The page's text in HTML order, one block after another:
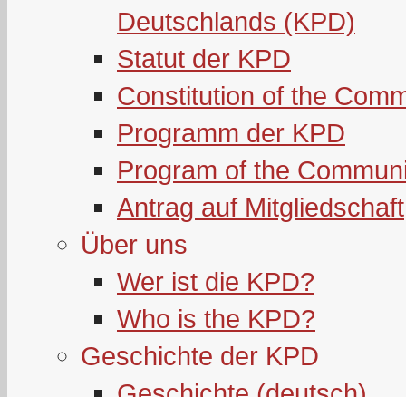
Deutschlands (KPD)
Statut der KPD
Constitution of the
Programm der KPD
Program of the
Antrag auf Mitgliedschaft
Über uns
Wer ist die KPD?
Who is the KPD?
Geschichte der KPD